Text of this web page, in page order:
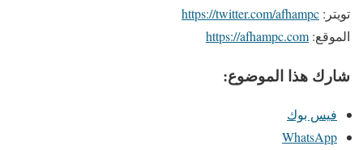
تويتر: https://twitter.com/afhampc
الموقع: https://afhampc.com
شارك هذا الموضوع:
فيس بوك
WhatsApp